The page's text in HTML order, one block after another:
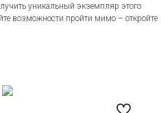
уникальный экземпляр этого
возможности пройти мимо – откройте